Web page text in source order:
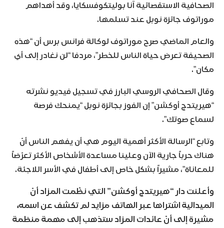
الصحافية الاستقصائية آنا بوليتكوفسكايا، وقد أهداهم
موراتوف جائزة نوبل عند تسلمها.
والعام الماضي صرح موراتوف لوكالة فرانس برس أن “هذه
الصحيفة تعرض حياة الناس للخطر”، مردفا “لن نغادر إلى أي
مكان”.
وقال الصحافي الروسي البارز في تسجيل فيديو نشرته
“هيريتدج أوكشن” إن الفوز بجائزة نوبل “يمنحك فرصة
لسماع صوتك”.
وتابع “الرسالة الأكثر أهمية اليوم هي أن يفهم الناس أنّ
هناك حرباً جارية الآن وعلينا مساعدة الأشخاص الأكثر تعرّضاً
للمعاناة”، مشيراً بشكل خاص إلى أطفال في الأسر اللاجئة.
وأعلنت دار “هيريتدج أوكشن” التي نظّمت المزاد أنّ
الميدالية اشتراها عبر الهاتف مزايد لم تكشف عن اسمه،
مشيرة إلى أنّ عائدات المزاد ستذهب إلى مهمة منظمة